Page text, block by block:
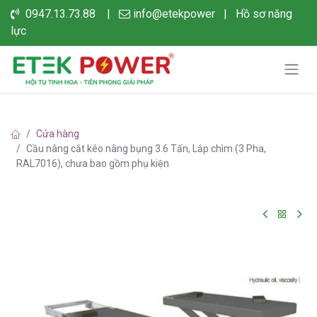
0947.13.73.88 | info@etekpower |
Hồ sơ năng
lực
Cửa hàng
Cầu nâng cắt kéo nâng bụng 3.6 Tấn, Lắp chìm (3 Pha,
RAL7016), chưa bao gồm phụ kiện